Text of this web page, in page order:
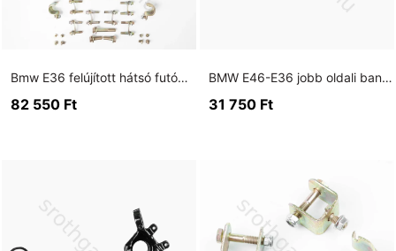
Bmw E36 felújított hátsó futómű csavar készlet arany
82 550 Ft
BMW E46-E36 jobb oldali banán lengőkar 75mm kis csapágyas
31 750 Ft